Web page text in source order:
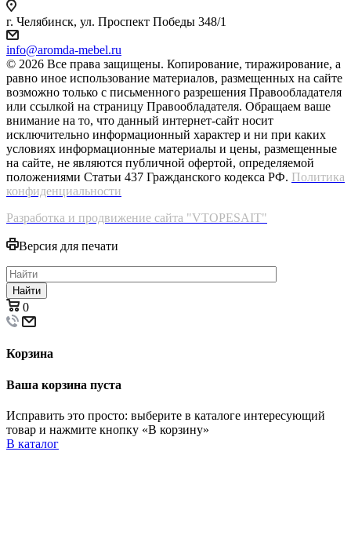
г. Челябинск, ул. Проспект Победы 348/1
info@aromda-mebel.ru
© 2026 Все права защищены. Копирование, тиражирование, а
равно иное использование материалов, размещенных на сайте
возможно только с письменного разрешения Правообладателя
или ссылкой на страницу Правообладателя. Обращаем ваше
внимание на то, что данный интернет-сайт носит
исключительно информационный характер и ни при каких
условиях информационные материалы и цены, размещенные
на сайте, не являются публичной офертой, определяемой
положениями Статьи 437 Гражданского кодекса РФ. Политика
конфиденциальности
Разработка и продвижение сайта "VTOPESAIT"
Версия для печати
Найти
0
Корзина
Ваша корзина пуста
Исправить это просто: выберите в каталоге интересующий
товар и нажмите кнопку «В корзину»
В каталог